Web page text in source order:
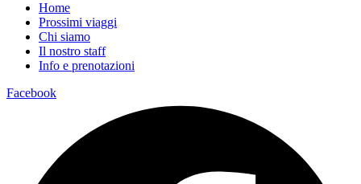
Home
Prossimi viaggi
Chi siamo
Il nostro staff
Info e prenotazioni
Facebook